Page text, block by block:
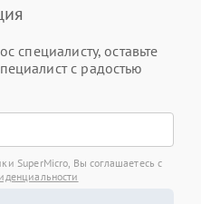
специалисту, оставьте
с радостью
SuperMicro, Вы соглашаетесь с